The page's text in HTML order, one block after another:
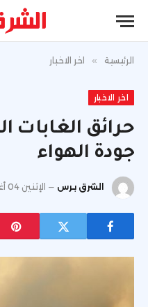
الرئيسية » اخر الاخبار
اخر الاخبار
حرائق الغابات
جودة الهواء
الشرق برس الإثنين 04 أغسطس 10:24 م